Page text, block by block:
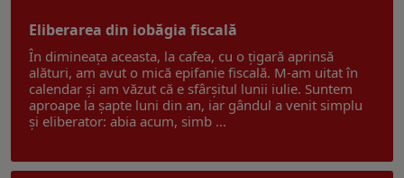
Eliberarea din iobăgia fiscală
În dimineața aceasta, la cafea, cu o țigară aprinsă
alături, am avut o mică epifanie fiscală. M-am uitat în
calendar și am văzut că e sfârșitul lunii iulie. Suntem
aproape la șapte luni din an, iar gândul a venit simplu
și eliberator: abia acum, simb ...